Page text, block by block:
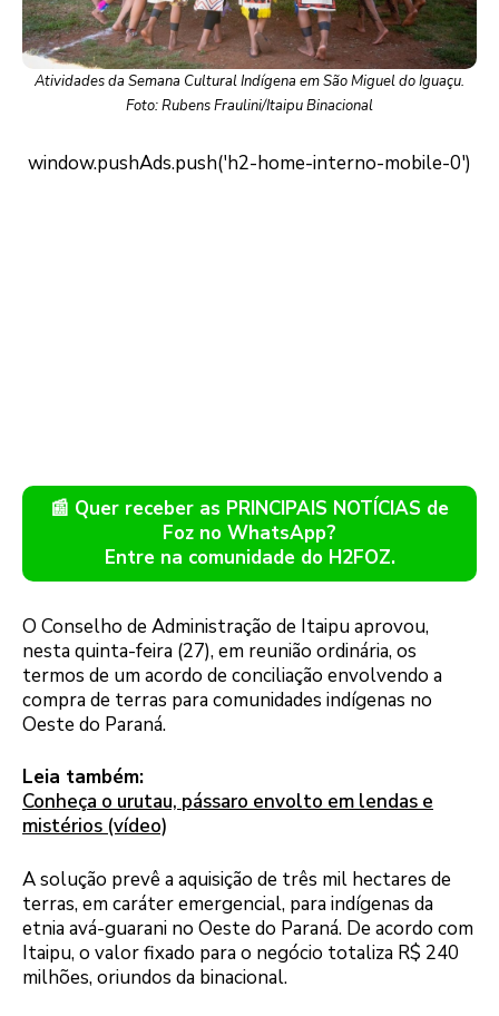
Atividades da Semana Cultural Indígena em São Miguel do Iguaçu.
Foto: Rubens Fraulini/Itaipu Binacional
📰 Quer receber as PRINCIPAIS NOTÍCIAS de
Foz no WhatsApp?
Entre na comunidade do H2FOZ.
O Conselho de Administração de Itaipu aprovou,
nesta quinta-feira (27), em reunião ordinária, os
termos de um acordo de conciliação envolvendo a
compra de terras para comunidades indígenas no
Oeste do Paraná.
Leia também:
Conheça o urutau, pássaro envolto em lendas e
mistérios (vídeo)
A solução prevê a aquisição de três mil hectares de
terras, em caráter emergencial, para indígenas da
etnia avá-guarani no Oeste do Paraná. De acordo com
Itaipu, o valor fixado para o negócio totaliza R$ 240
milhões, oriundos da binacional.